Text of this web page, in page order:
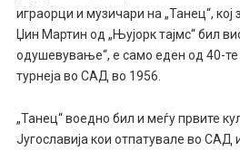
играорци и музичари на „Танец“, кој
Џин Мартин од „Њујорк тајмс“ бил
одушевување“, е само еден од 40-
турнеја во САД во 1956.
„Танец“ воедно бил и меѓу првите
Југославија кои отпатувале во САД